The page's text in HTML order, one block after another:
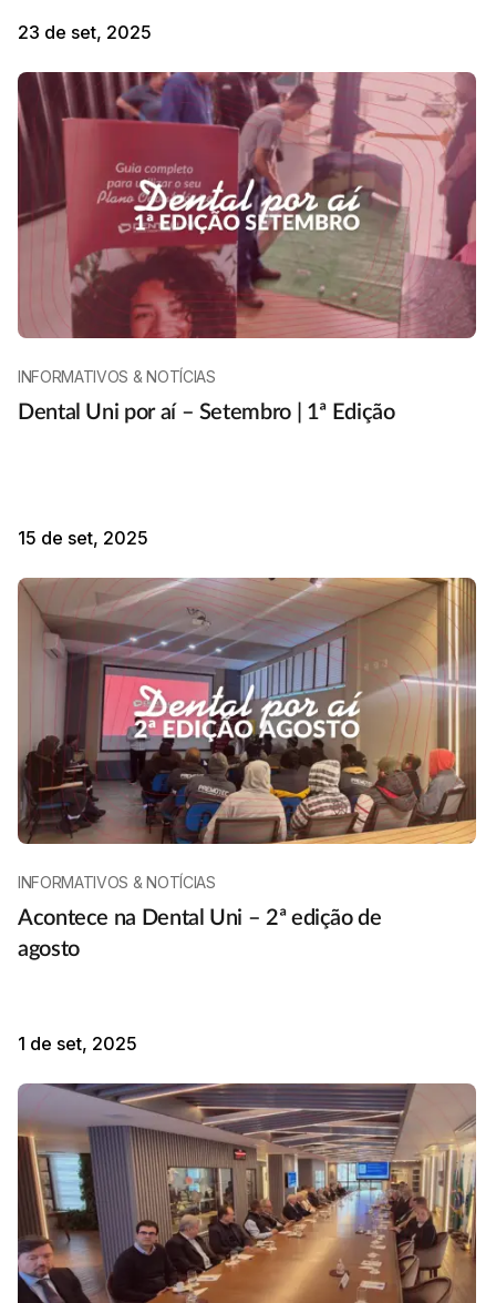
23 de set, 2025
INFORMATIVOS & NOTÍCIAS
Dental Uni por aí – Setembro | 1ª Edição
15 de set, 2025
INFORMATIVOS & NOTÍCIAS
Acontece na Dental Uni – 2ª edição de
agosto
1 de set, 2025